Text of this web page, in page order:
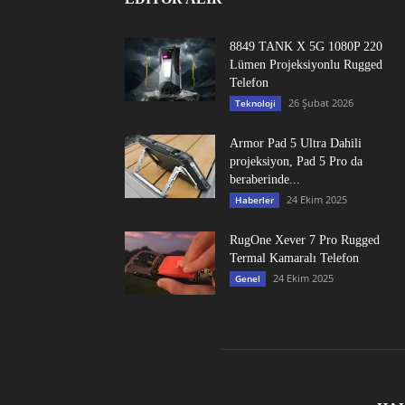
8849 TANK X 5G 1080P 220
Lümen Projeksiyonlu Rugged
Telefon
Teknoloji 26 Şubat 2026
Armor Pad 5 Ultra Dahili
projeksiyon, Pad 5 Pro da
beraberinde...
Haberler 24 Ekim 2025
RugOne Xever 7 Pro Rugged
Termal Kamaralı Telefon
Genel 24 Ekim 2025